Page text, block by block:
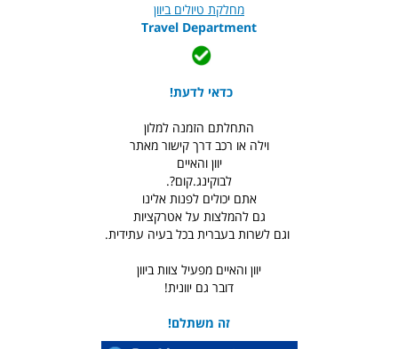
מחלקת טיולים ביוון
Travel Department
כדאי לדעת!
התחלתם הזמנה למלון
וילה או רכב דרך קישור מאתר
יוון והאיים
לבוקינג.קום?.
אתם יכולים לפנות אלינו
גם להמלצות על אטרקציות
וגם לשרות בעברית בכל בעיה עתידית.
יוון והאיים מפעיל צוות ביוון
דובר גם יוונית!
זה משתלם!